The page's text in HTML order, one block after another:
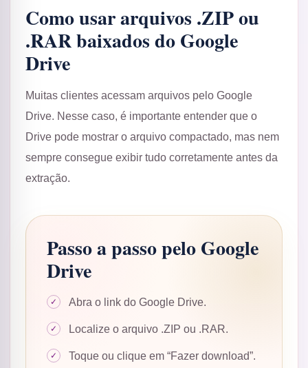
Como usar arquivos .ZIP ou
.RAR baixados do Google
Drive
Muitas clientes acessam arquivos pelo Google
Drive. Nesse caso, é importante entender que o
Drive pode mostrar o arquivo compactado, mas nem
sempre consegue exibir tudo corretamente antes da
extração.
Passo a passo pelo Google
Drive
Abra o link do Google Drive.
Localize o arquivo .ZIP ou .RAR.
Toque ou clique em “Fazer download”.